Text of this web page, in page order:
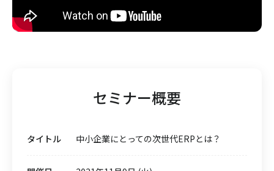
セミナー概要
タイトル 中⼩企業にとっての次世代ERPとは？